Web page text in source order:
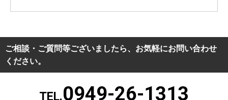
ご相談・ご質問等ございましたら、お気軽にお問い合わせ
ください。
TEL.0949-26-1313